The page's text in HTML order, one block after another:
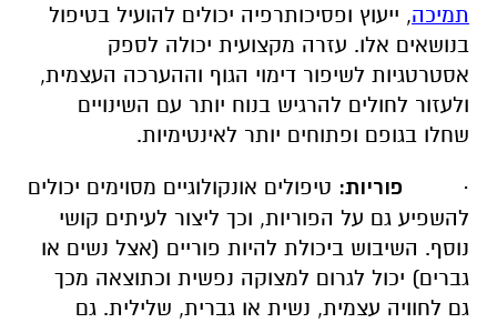
תמיכה, ייעוץ ופסיכותרפיה יכולים להועיל בטיפול
בנושאים אלו. עזרה מקצועית יכולה לספק
אסטרטגיות לשיפור דימוי הגוף וההערכה העצמית,
ולעזור לחולים להרגיש בנוח יותר עם השינויים
שחלו בגופם ופתוחים יותר לאינטימיות.
· פוריות: טיפולים אונקולוגיים מסוימים יכולים
להשפיע גם על הפוריות, וכך ליצור לעיתים קושי
נוסף. השיבוש ביכולת להיות פוריים (אצל נשים או
גברים) יכול לגרום למצוקה נפשית וכתוצאה מכך
גם לחוויה עצמית, נשית או גברית, שלילית. גם